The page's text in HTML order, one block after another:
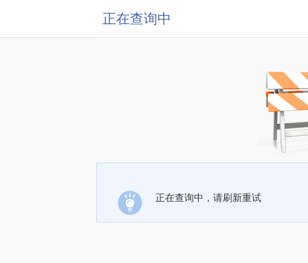
正在查询中
正在查询中，请刷新重试